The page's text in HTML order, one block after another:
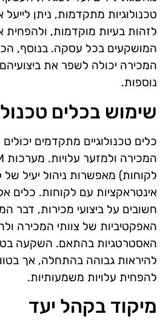
טכנולוגיות מתקדמות, ניתן
לזהות בעיות מוקדמות,
המושקעים בכל עסקה. בנוסף,
המכירה יכולה לשפר את ביצועיהם
נוספות.
שימוש בכלים
כלים טכנולוגיים מתקדמים
לקוחות) מאפשרות ניהול יעיל
אינטראקציות עם לקוחות. כלים
חשובים על ביצועי מכירות, דבר
האפקטיביות של צוותי המכירה
האסטרטגיות בהתאם. השקעה
להיראות גבוהה בהתחלה, אך
להפחית עלויות משמעותיות.
מיקוד בקהל יעד